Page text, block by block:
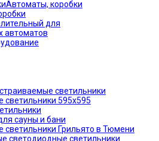
Автоматы, коробки
для
автоматов
светильники
светильники 595х595
сауны и бани
светильники Грильято в Тюмени
светодиодные светильники